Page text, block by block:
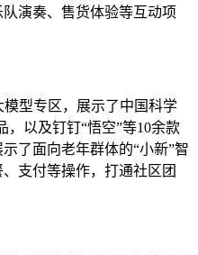
演奏、售货体验等互动项
型专区，展示了中国科学
，以及钉钉“悟空”等10余款
了面向老年群体的“小新”智
支付等操作，打通社区团